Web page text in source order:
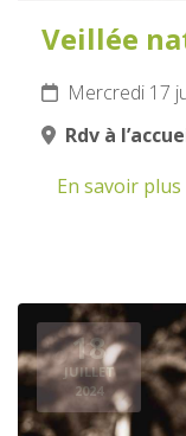
Veillée
Mercredi 17
Rdv à
En savoir plus
18
JUILLET
2024